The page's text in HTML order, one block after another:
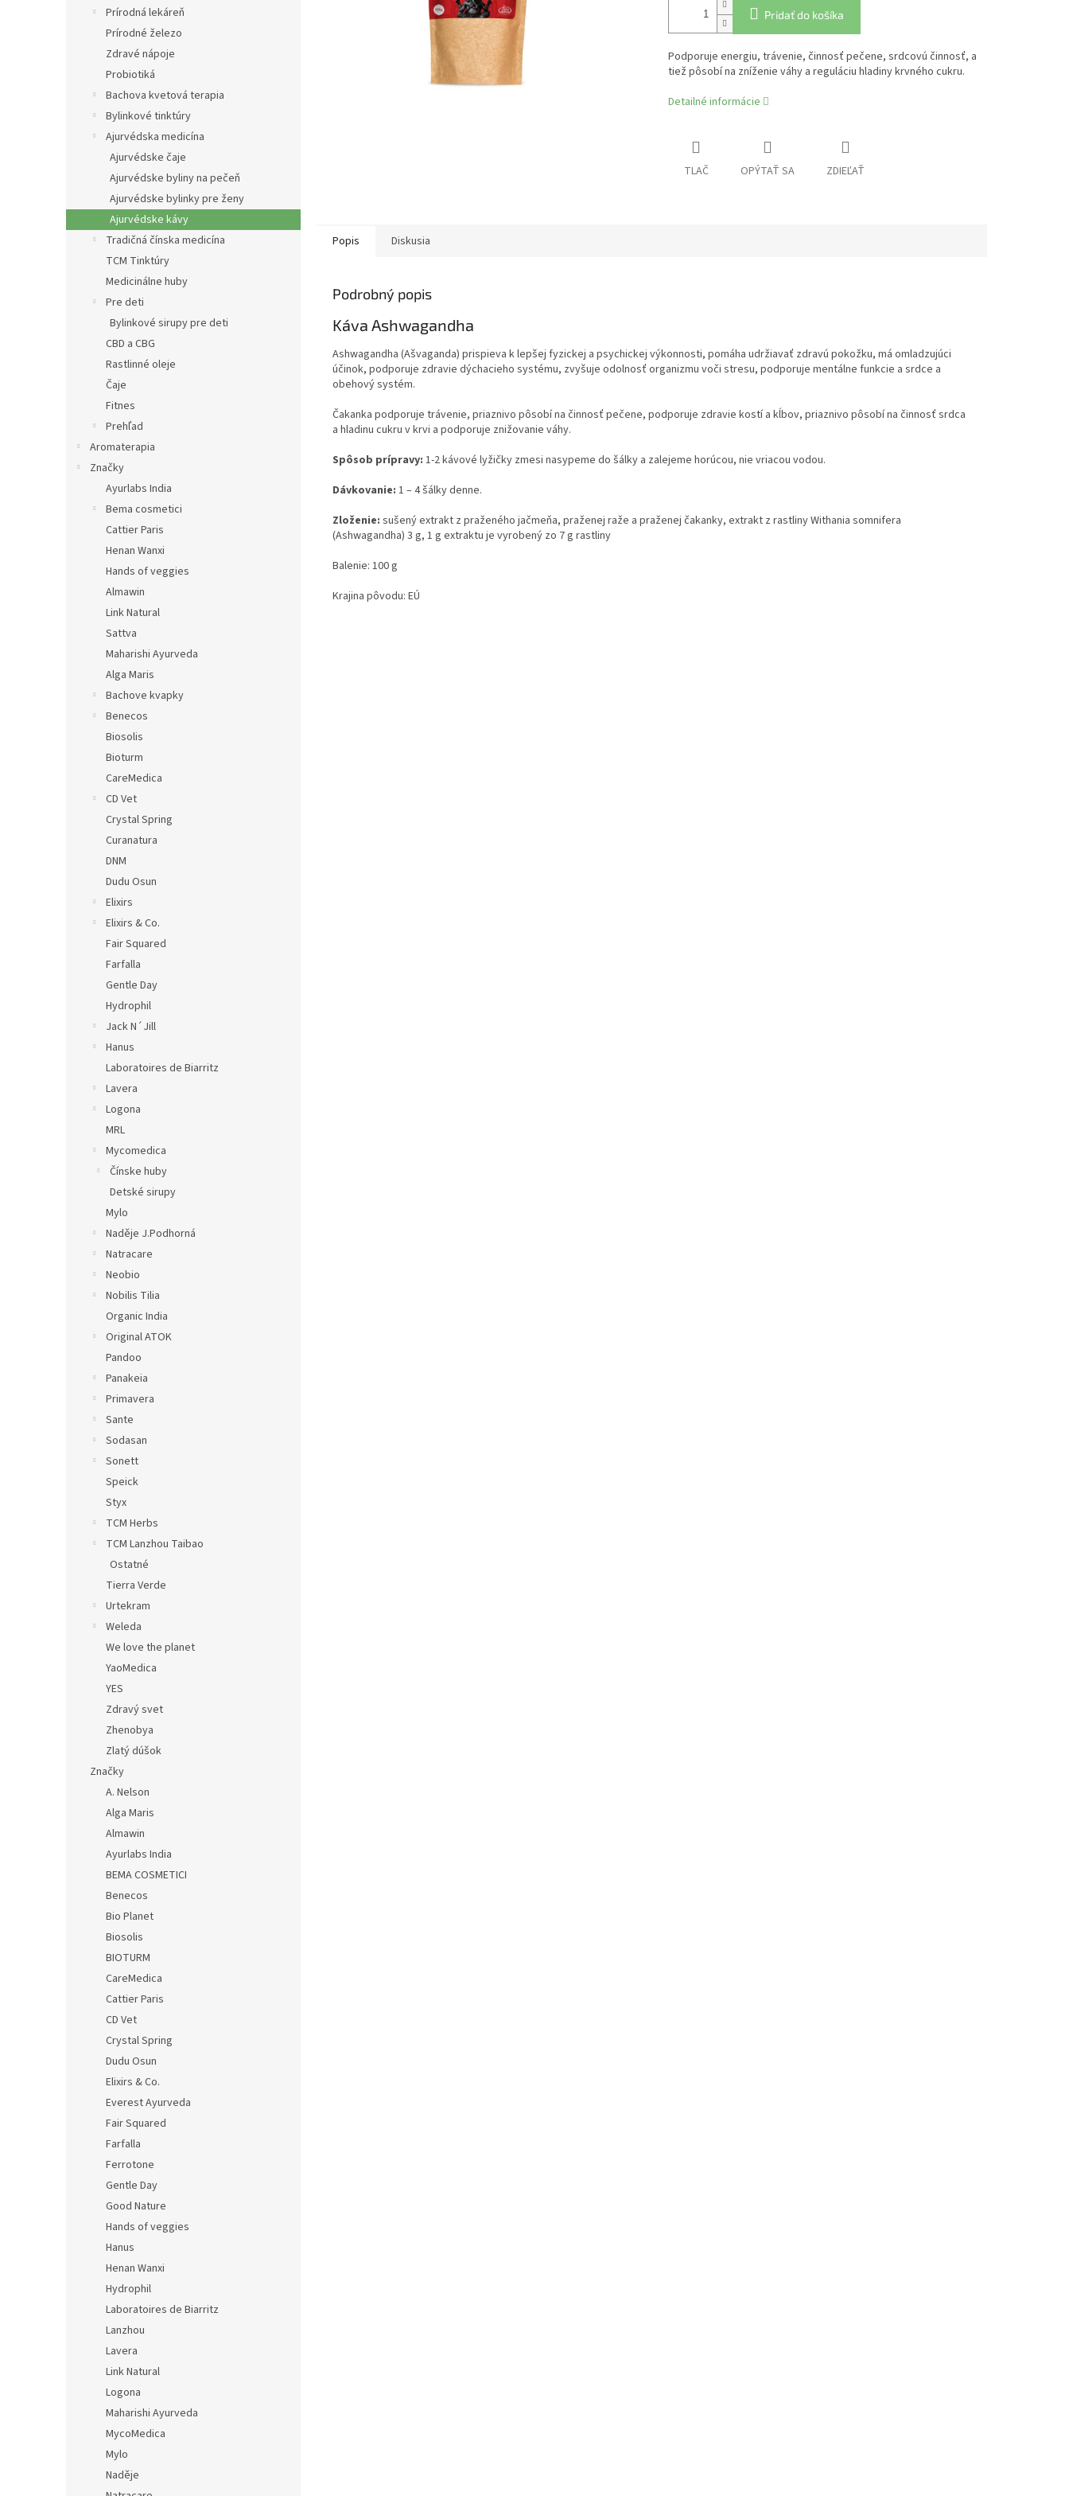
Prírodná lekáreň
Prírodné železo
Zdravé nápoje
Probiotiká
Bachova kvetová terapia
Bylinkové tinktúry
Ajurvédska medicína
Ajurvédske čaje
Ajurvédske byliny na pečeň
Ajurvédske bylinky pre ženy
Ajurvédske kávy
Tradičná čínska medicína
TCM Tinktúry
Medicinálne huby
Pre deti
Bylinkové sirupy pre deti
CBD a CBG
Rastlinné oleje
Čaje
Fitnes
Prehľad
Aromaterapia
Značky
Ayurlabs India
Bema cosmetici
Cattier Paris
Henan Wanxi
Hands of veggies
Almawin
Link Natural
Sattva
Maharishi Ayurveda
Alga Maris
Bachove kvapky
Benecos
Biosolis
Bioturm
CareMedica
CD Vet
Crystal Spring
Curanatura
DNM
Dudu Osun
Elixirs
Elixirs & Co.
Fair Squared
Farfalla
Gentle Day
Hydrophil
Jack N´Jill
Hanus
Laboratoires de Biarritz
Lavera
Logona
MRL
Mycomedica
Čínske huby
Detské sirupy
Mylo
Naděje J.Podhorná
Natracare
Neobio
Nobilis Tilia
Organic India
Original ATOK
Pandoo
Panakeia
Primavera
Sante
Sodasan
Sonett
Speick
Styx
TCM Herbs
TCM Lanzhou Taibao
Ostatné
Tierra Verde
Urtekram
Weleda
We love the planet
YaoMedica
YES
Zdravý svet
Zhenobya
Zlatý dúšok
Značky
A. Nelson
Alga Maris
Almawin
Ayurlabs India
BEMA COSMETICI
Benecos
Bio Planet
Biosolis
BIOTURM
CareMedica
Cattier Paris
CD Vet
Crystal Spring
Dudu Osun
Elixirs & Co.
Everest Ayurveda
Fair Squared
Farfalla
Ferrotone
Gentle Day
Good Nature
Hands of veggies
Hanus
Henan Wanxi
Hydrophil
Laboratoires de Biarritz
Lanzhou
Lavera
Link Natural
Logona
Maharishi Ayurveda
MycoMedica
Mylo
Naděje
Pridať do košíka
Podporuje energiu, trávenie, činnosť pečene, srdcovú činnosť, a
tiež pôsobí na zníženie váhy a reguláciu hladiny krvného cukru.
Detailné informácie
TLAČ OPÝTAŤ SA ZDIEĽAŤ
Popis Diskusia
Podrobný popis
Káva Ashwagandha
Ashwagandha (Ašvaganda) prispieva k lepšej fyzickej a psychickej výkonnosti, pomáha udržiavať zdravú pokožku, má omladzujúci
účinok, podporuje zdravie dýchacieho systému, zvyšuje odolnosť organizmu voči stresu, podporuje mentálne funkcie a srdce a
obehový systém.
Čakanka podporuje trávenie, priaznivo pôsobí na činnosť pečene, podporuje zdravie kostí a kĺbov, priaznivo pôsobí na činnosť srdca
a hladinu cukru v krvi a podporuje znižovanie váhy.
Spôsob prípravy: 1-2 kávové lyžičky zmesi nasypeme do šálky a zalejeme horúcou, nie vriacou vodou.
Dávkovanie: 1 – 4 šálky denne.
Zloženie: sušený extrakt z praženého jačmeňa, praženej raže a praženej čakanky, extrakt z rastliny Withania somnifera
(Ashwagandha) 3 g, 1 g extraktu je vyrobený zo 7 g rastliny
Balenie: 100 g
Krajina pôvodu: EÚ